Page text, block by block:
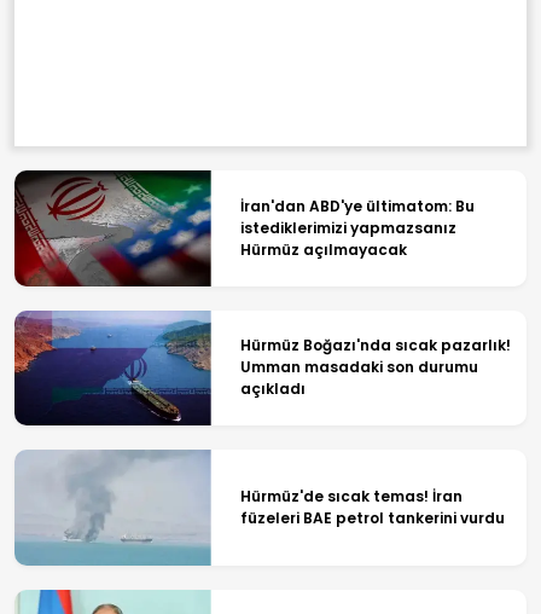
İran'dan ABD'ye ültimatom: Bu
istediklerimizi yapmazsanız
Hürmüz açılmayacak
Hürmüz Boğazı'nda sıcak pazarlık!
Umman masadaki son durumu
açıkladı
Hürmüz'de sıcak temas! İran
füzeleri BAE petrol tankerini vurdu